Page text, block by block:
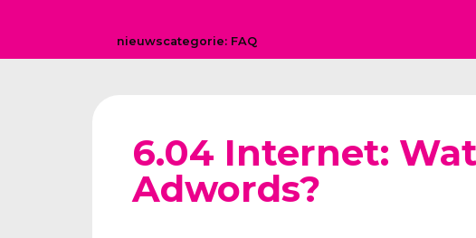
nieuwscategorie: FAQ
6.04 Internet:
Adwords?